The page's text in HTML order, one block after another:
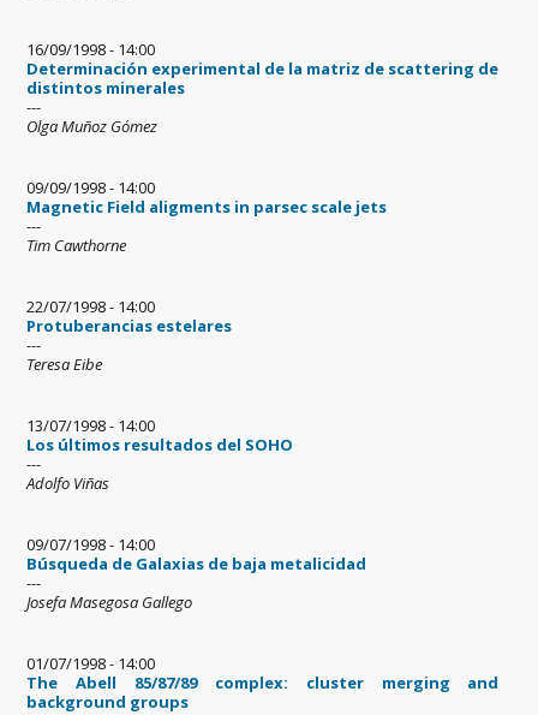
16/09/1998 - 14:00
Determinación experimental de la matriz de scattering de
distintos minerales
---
Olga Muñoz Gómez
09/09/1998 - 14:00
Magnetic Field aligments in parsec scale jets
---
Tim Cawthorne
22/07/1998 - 14:00
Protuberancias estelares
---
Teresa Eibe
13/07/1998 - 14:00
Los últimos resultados del SOHO
---
Adolfo Viñas
09/07/1998 - 14:00
Búsqueda de Galaxias de baja metalicidad
---
Josefa Masegosa Gallego
01/07/1998 - 14:00
The Abell 85/87/89 complex: cluster merging and
background groups